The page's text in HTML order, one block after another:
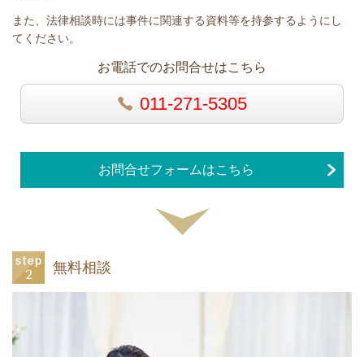
また、法律相談時には事件に関連する資料等を持参するようにし
てください。
お電話でのお問合せはこちら
011-271-5305
お問合せフォームはこちら
無料相談